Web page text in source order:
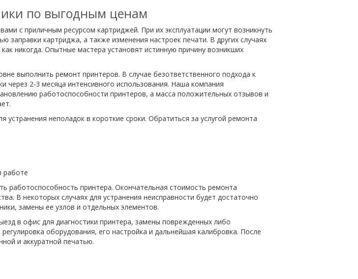
по выгодным ценам
с приличным ресурсом картриджей. При их эксплуатации могут возникнуть
картриджа, а также изменения настроек печати. В других случаях
никогда. Опытные мастера установят истинную причину возникших
выполнить ремонт принтеров. В случае безответственного подхода к
через 2-3 месяца интенсивного использования. Наша компания
работоспособности принтеров, а масса положительных отзывов и
неполадок в короткие сроки. Обратиться за услугой ремонта
работе
работоспособность принтера. Окончательная стоимость ремонта
В некоторых случаях для устранения неисправности будет достаточно
замены ее узлов и отдельных элементов.
в офис для диагностики принтера, замены поврежденных либо
оборудования, его настройка и дальнейшая калибровка. После
и аккуратной печатью.